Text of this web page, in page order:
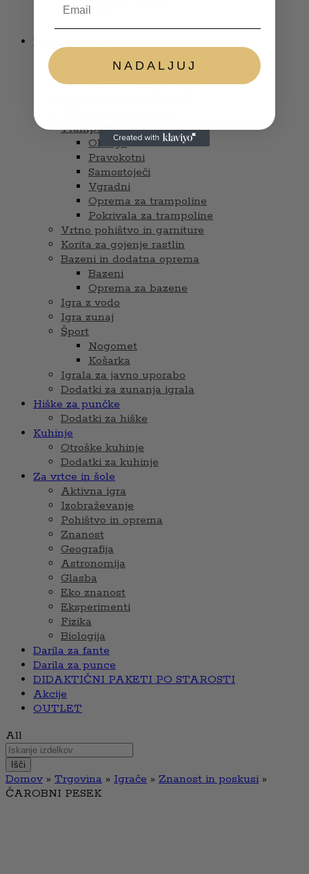
Glasbila
Punčke in dodatki za punčke
Hiške s tobogani
Zunanje otroške hiške
Trampolini
Okrogli
Pravokotni
Samostoječi
Vgradni
Oprema za trampoline
Pokrivala za trampoline
Vrtno pohištvo in garniture
Korita za gojenje rastlin
Bazeni in dodatna oprema
Bazeni
Oprema za bazene
Igra z vodo
Igra zunaj
Šport
Nogomet
Košarka
Igrala za javno uporabo
Dodatki za zunanja igrala
Hiške za punčke
Dodatki za hiške
Kuhinje
Otroške kuhinje
Dodatki za kuhinje
Za vrtce in šole
Aktivna igra
Izobraževanje
Pohištvo in oprema
Znanost
Geografija
Astronomija
Glasba
Eko znanost
Eksperimenti
Fizika
Biologija
Darila za fante
Darila za punce
DIDAKTIČNI PAKETI PO STAROSTI
Akcije
OUTLET
All
Išči
Domov » Trgovina » Igrače » Znanost in poskusi »
ČAROBNI PESEK
NADALJUJ